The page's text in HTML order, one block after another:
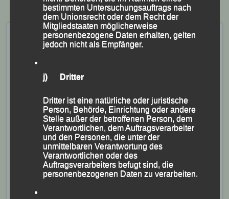
„Liberation-Day-7-Meilen“ –
Guernsey (UK), 22. Mai
2021
Veröffentlicht am
Richard Friedrich gewinnt
bestimmten Untersuchungsauftrags nach
dem Unionsrecht oder dem Recht der
Mitgliedstaaten möglicherweise
personenbezogene Daten erhalten, gelten
jedoch nicht als Empfänger.
j) Dritter
Dritter ist eine natürliche oder juristische
Person, Behörde, Einrichtung oder andere
Stelle außer der betroffenen Person, dem
Verantwortlichen, dem Auftragsverarbeiter
und den Personen, die unter der
unmittelbaren Verantwortung des
Verantwortlichen oder des
Auftragsverarbeiters befugt sind, die
personenbezogenen Daten zu verarbeiten.